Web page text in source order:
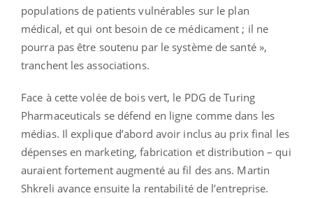
populations de patients vulnérables sur le plan
médical, et qui ont besoin de ce médicament ; il ne
pourra pas être soutenu par le système de santé »,
tranchent les associations.
Face à cette volée de bois vert, le PDG de Turing
Pharmaceuticals se défend en ligne comme dans les
médias. Il explique d’abord avoir inclus au prix final les
dépenses en marketing, fabrication et distribution – qui
auraient fortement augmenté au fil des ans. Martin
Shkreli avance ensuite la rentabilité de l’entreprise.